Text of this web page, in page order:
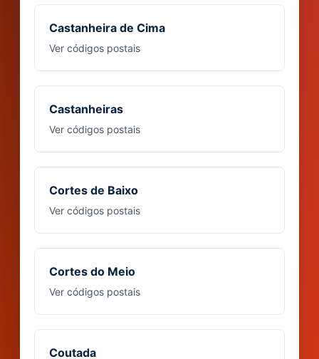
Castanheira de Cima
Ver códigos postais
Castanheiras
Ver códigos postais
Cortes de Baixo
Ver códigos postais
Cortes do Meio
Ver códigos postais
Coutada